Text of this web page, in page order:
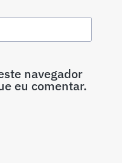
navegador
eu comentar.